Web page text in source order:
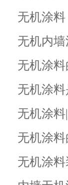
无机涂
无机内
无机涂
无机涂
无机涂
无机涂
无机涂